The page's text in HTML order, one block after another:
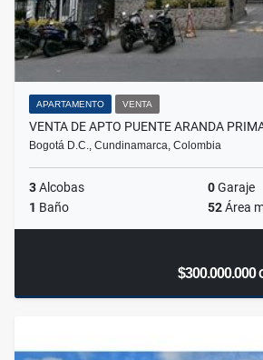
APARTAMENTO VENTA
VENTA DE APTO PUENTE ARANDA
Bogotá D.C., Cundinamarca, Colombia
3Alcobas 0Garaje
1 Baño 52Área
$300.000.000